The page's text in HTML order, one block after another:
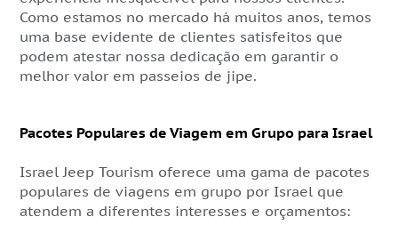
Como estamos no mercado há muitos anos, temos
uma base evidente de clientes satisfeitos que
podem atestar nossa dedicação em garantir o
melhor valor em passeios de jipe.
Pacotes Populares de Viagem em Grupo para Israel
Israel Jeep Tourism oferece uma gama de pacotes
populares de viagens em grupo por Israel que
atendem a diferentes interesses e orçamentos: